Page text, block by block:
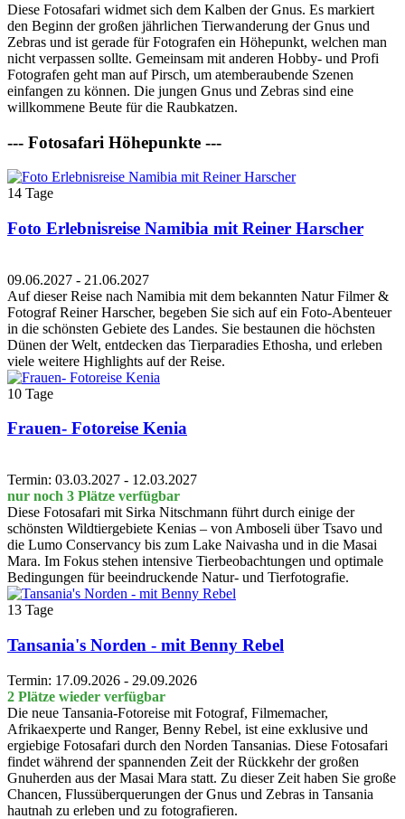
Diese Fotosafari widmet sich dem Kalben der Gnus. Es markiert
den Beginn der großen jährlichen Tierwanderung der Gnus und
Zebras und ist gerade für Fotografen ein Höhepunkt, welchen man
nicht verpassen sollte. Gemeinsam mit anderen Hobby- und Profi
Fotografen geht man auf Pirsch, um atemberaubende Szenen
einfangen zu können. Die jungen Gnus und Zebras sind eine
willkommene Beute für die Raubkatzen.
--- Fotosafari Höhepunkte ---
14 Tage
Foto Erlebnisreise Namibia mit Reiner Harscher
09.06.2027 - 21.06.2027
Auf dieser Reise nach Namibia mit dem bekannten Natur Filmer &
Fotograf Reiner Harscher, begeben Sie sich auf ein Foto-Abenteuer
in die schönsten Gebiete des Landes. Sie bestaunen die höchsten
Dünen der Welt, entdecken das Tierparadies Ethosha, und erleben
viele weitere Highlights auf der Reise.
10 Tage
Frauen- Fotoreise Kenia
Termin: 03.03.2027 - 12.03.2027
nur noch 3 Plätze verfügbar
Diese Fotosafari mit Sirka Nitschmann führt durch einige der
schönsten Wildtiergebiete Kenias – von Amboseli über Tsavo und
die Lumo Conservancy bis zum Lake Naivasha und in die Masai
Mara. Im Fokus stehen intensive Tierbeobachtungen und optimale
Bedingungen für beeindruckende Natur- und Tierfotografie.
13 Tage
Tansania's Norden - mit Benny Rebel
Termin: 17.09.2026 - 29.09.2026
2 Plätze wieder verfügbar
Die neue Tansania-Fotoreise mit Fotograf, Filmemacher,
Afrikaexperte und Ranger, Benny Rebel, ist eine exklusive und
ergiebige Fotosafari durch den Norden Tansanias. Diese Fotosafari
findet während der spannenden Zeit der Rückkehr der großen
Gnuherden aus der Masai Mara statt. Zu dieser Zeit haben Sie große
Chancen, Flussüberquerungen der Gnus und Zebras in Tansania
hautnah zu erleben und zu fotografieren.